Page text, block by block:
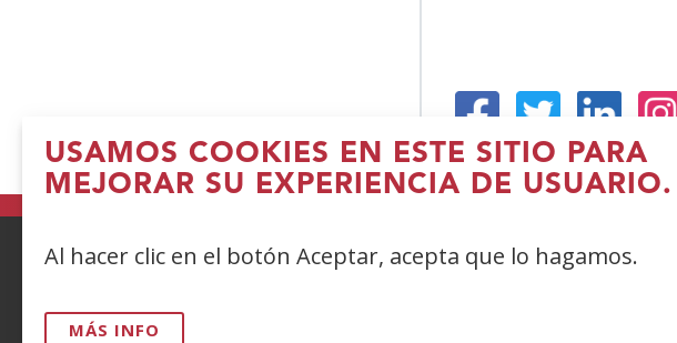
USAMOS COOKIES EN ESTE SITIO PARA
MEJORAR SU EXPERIENCIA DE USUARIO.
Al hacer clic en el botón Aceptar, acepta que lo hagamos.
MÁS INFO
(Abre
en
ventana)
(Abre
en
ventana)
(Abre
en
ventana)
en